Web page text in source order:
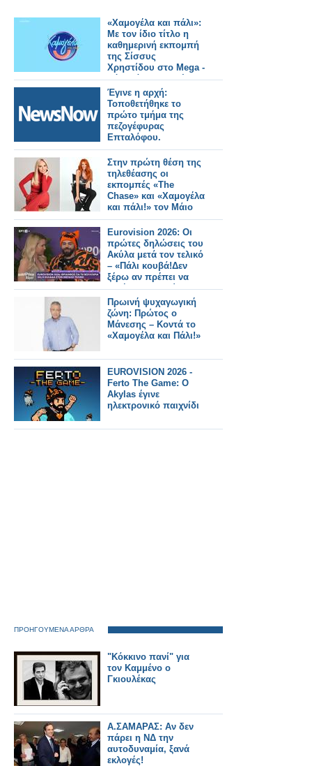
«Χαμογέλα και πάλι»:
Με τον ίδιο τίτλο η
καθημερινή εκπομπή
της Σίσσυς
Χρηστίδου στο Mega -
Πότε κάνει πρεμιέρα;
Έγινε η αρχή:
Τοποθετήθηκε το
πρώτο τμήμα της
πεζογέφυρας
Επταλόφου.
Στην πρώτη θέση της
τηλεθέασης οι
εκπομπές «The
Chase» και «Χαμογέλα
και πάλι!» τον Μάιο
Eurovision 2026: Οι
πρώτες δηλώσεις του
Ακύλα μετά τον τελικό
– «Πάλι κουβά!Δεν
ξέρω αν πρέπει να
ζητήσω συγγνώμη»
Πρωινή ψυχαγωγική
ζώνη: Πρώτος ο
Μάνεσης – Κοντά το
«Χαμογέλα και Πάλι!»
EUROVISION 2026 -
Ferto The Game: Ο
Akylas έγινε
ηλεκτρονικό παιχνίδι
ΠΡΟΗΓΟΥΜΕΝΑ ΑΡΘΡΑ
"Κόκκινο πανί" για
τον Καμμένο ο
Γκιουλέκας
A.ΣΑΜΑΡΑΣ: Αν δεν
πάρει η ΝΔ την
αυτοδυναμία, ξανά
εκλογές!